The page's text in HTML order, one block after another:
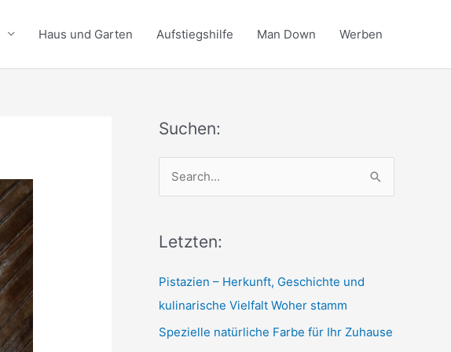
Haus und Garten Aufstiegshilfe Man Down Werben
Suchen:
r
h
f
o
Letzten:
Pistazien – Herkunft, Geschichte und
kulinarische Vielfalt Woher stamm
Spezielle natürliche Farbe für Ihr Zuhause